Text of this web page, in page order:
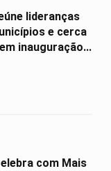
lideranças
e cerca
inauguração...
com Mais